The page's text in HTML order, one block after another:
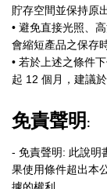
貯存空間並保持原
• 避免直接光照、
會縮短產品之保存
• 若於上述之條件
起 12 個月，建議
免責聲明 :
- 免責聲明: 此說明
果使用條件超出本